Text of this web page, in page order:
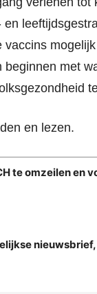
vaccins
met
en lezen.
te omzeilen en